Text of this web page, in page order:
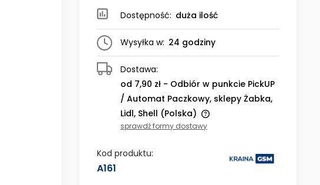
Dostępność: duża ilość
Wysyłka w: 24 godziny
Dostawa:
od 7,90 zł - Odbiór w punkcie PickUP
/ Automat Paczkowy, sklepy Żabka,
Lidl, Shell (Polska)
kosztów płatności
sprawdź formy dostawy
Kod produktu:
A161